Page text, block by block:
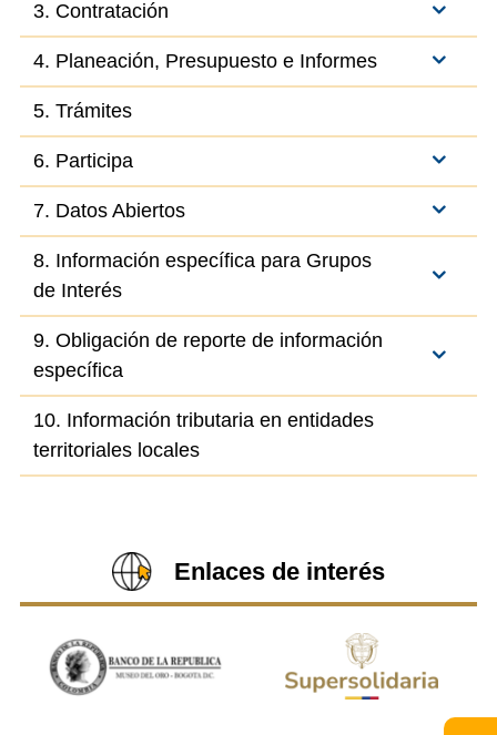
3. Contratación
4. Planeación, Presupuesto e Informes
5. Trámites
6. Participa
7. Datos Abiertos
8. Información específica para Grupos
de Interés
9. Obligación de reporte de información
específica
10. Información tributaria en entidades
territoriales locales
Enlaces de interés